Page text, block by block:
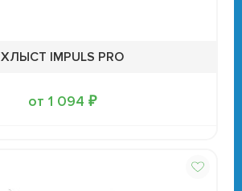
ХЛЫСТ IMPULS PRO
от 1 094 ₽